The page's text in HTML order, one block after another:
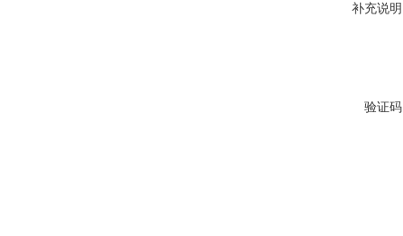
补充说
验证